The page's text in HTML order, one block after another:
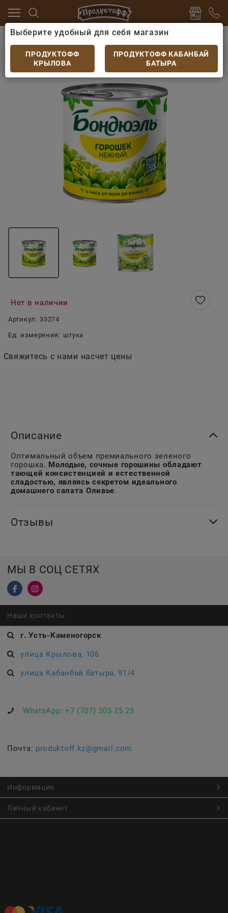
Бобовые консервированные
Горошек
Горошек Bonduelle нежный 425 мл
Нет в наличии
Артикул: 33274
Ед. измерения: штука
Свяжитесь с нами насчет цены
Описание
Оптимальный объем премиального зеленого
горошка. Молодые, сочные горошины обладают
тающей консистенцией и естественной
сладостью, являясь секретом идеального
домашнего салата Оливье.
Отзывы
МЫ В СОЦ СЕТЯХ
Наши контакты
г. Усть-Каменогорск
улица Крылова, 106
улица Кабанбай батыра, 91/4
WhatsApp: +7 (707) 305 25 25
Почта: produktoff.kz@gmail.com
Информация
Личный кабинет
Выберите удобный для себя магазин
ПРОДУКТОФФ
КРЫЛОВА
ПРОДУКТОФФ КАБАНБАЙ
БАТЫРА